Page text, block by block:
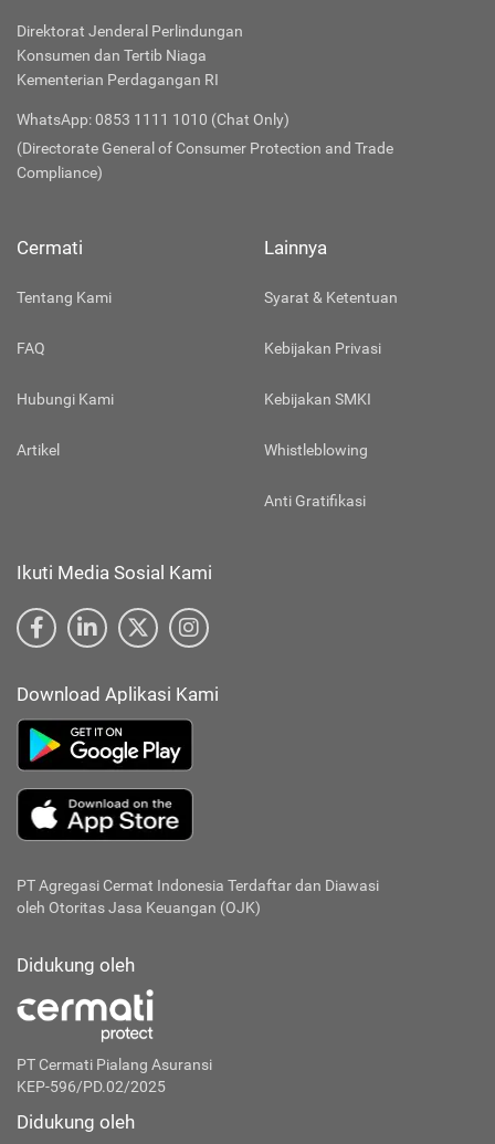
Direktorat Jenderal Perlindungan
Konsumen dan Tertib Niaga
Kementerian Perdagangan RI
WhatsApp: 0853 1111 1010 (Chat Only)
(Directorate General of Consumer Protection and Trade
Compliance)
Cermati
Tentang Kami
FAQ
Hubungi Kami
Artikel
Lainnya
Syarat & Ketentuan
Kebijakan Privasi
Kebijakan SMKI
Whistleblowing
Anti Gratifikasi
Ikuti Media Sosial Kami
Download Aplikasi Kami
PT Agregasi Cermat Indonesia Terdaftar dan Diawasi
oleh Otoritas Jasa Keuangan (OJK)
Didukung oleh
PT Cermati Pialang Asuransi
KEP-596/PD.02/2025
Didukung oleh